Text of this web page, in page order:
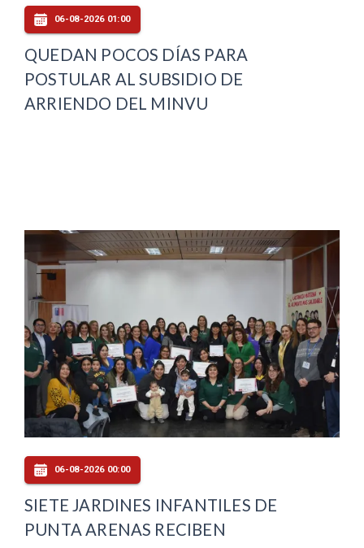
06-08-2026 01:00
QUEDAN POCOS DÍAS PARA
POSTULAR AL SUBSIDIO DE
ARRIENDO DEL MINVU
06-08-2026 00:00
SIETE JARDINES INFANTILES DE
PUNTA ARENAS RECIBEN